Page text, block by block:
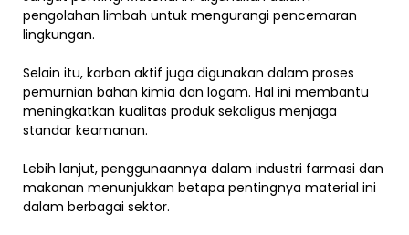
pengolahan limbah untuk mengurangi pencemaran
lingkungan.
Selain itu, karbon aktif juga digunakan dalam proses
pemurnian bahan kimia dan logam. Hal ini membantu
meningkatkan kualitas produk sekaligus menjaga
standar keamanan.
Lebih lanjut, penggunaannya dalam industri farmasi dan
makanan menunjukkan betapa pentingnya material ini
dalam berbagai sektor.